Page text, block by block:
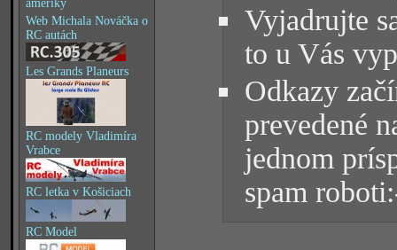
Web Michala Nováčka o
RC autách
Les Grands Planeurs
RC modely Vladimíra
Vrabce
RC letka v Košiciach
RC Model
Vyjadrujte
to u Vás
Odkazy
prevedené
jednom
spam